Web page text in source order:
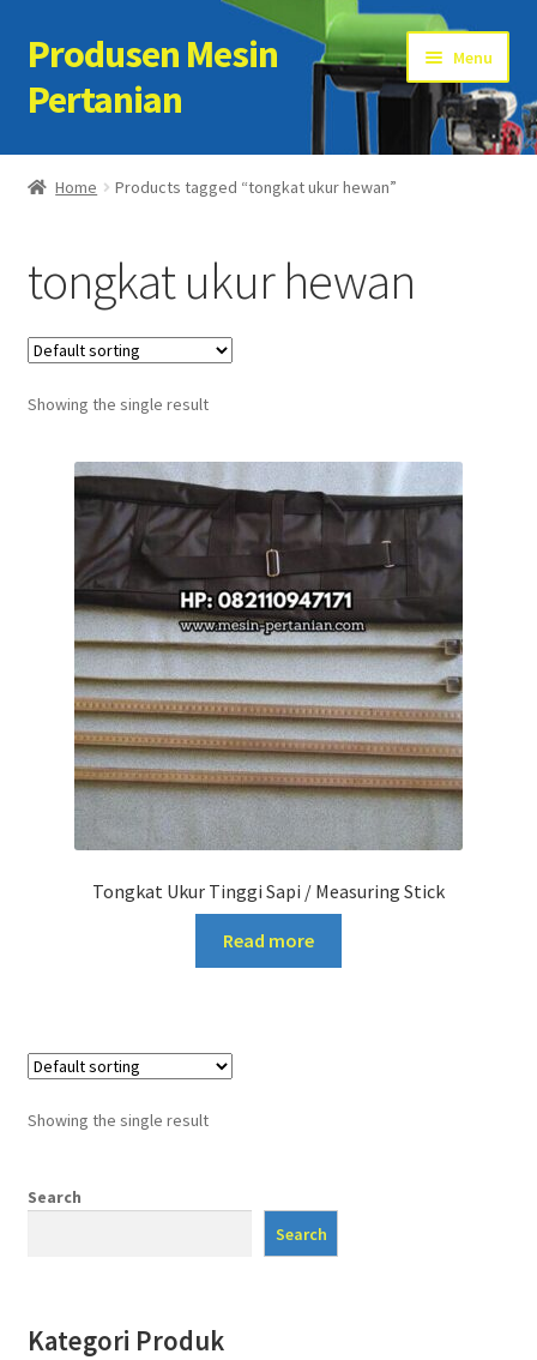
Skip
to
navigation
Skip
to
content
Produsen Mesin
Pertanian
Menu
Home
Cart
Checkout
Kontak Kami
My account
Sample Page
Home Products tagged “tongkat ukur hewan”
tongkat ukur hewan
Showing the single result
Tongkat Ukur Tinggi Sapi / Measuring Stick
Read more
Showing the single result
Search
Search
Kategori Produk